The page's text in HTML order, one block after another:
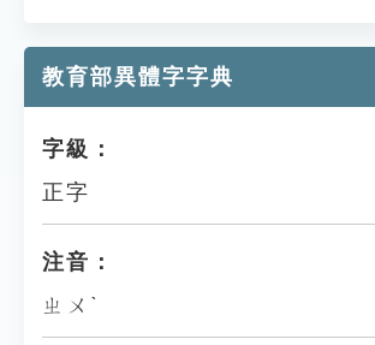
教育部異體字字典
字級：
正字
注音：
ㄓㄨˋ